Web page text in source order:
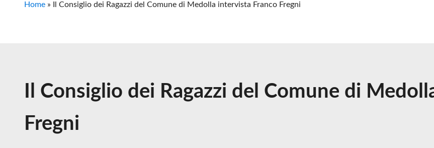
Home » Il Consiglio dei Ragazzi del Comune di Medolla intervista Franco Fregni
Il Consiglio dei Ragazzi del Comune di
Fregni